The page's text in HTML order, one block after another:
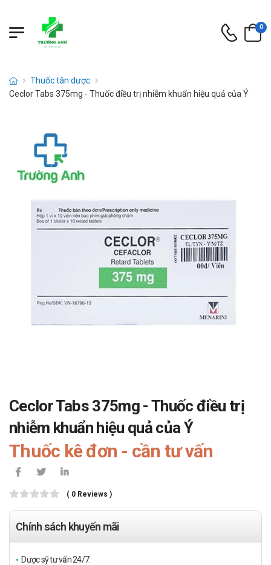
0
Thuốc tân dược
Ceclor Tabs 375mg - Thuốc điều trị nhiễm khuẩn hiệu quả của Ý
Ceclor Tabs 375mg - Thuốc điều trị
nhiễm khuẩn hiệu quả của Ý
Thuốc kê đơn - cần tư vấn
( 0 Reviews )
Chính sách khuyến mãi
Dược sỹ tư vấn 24/7.